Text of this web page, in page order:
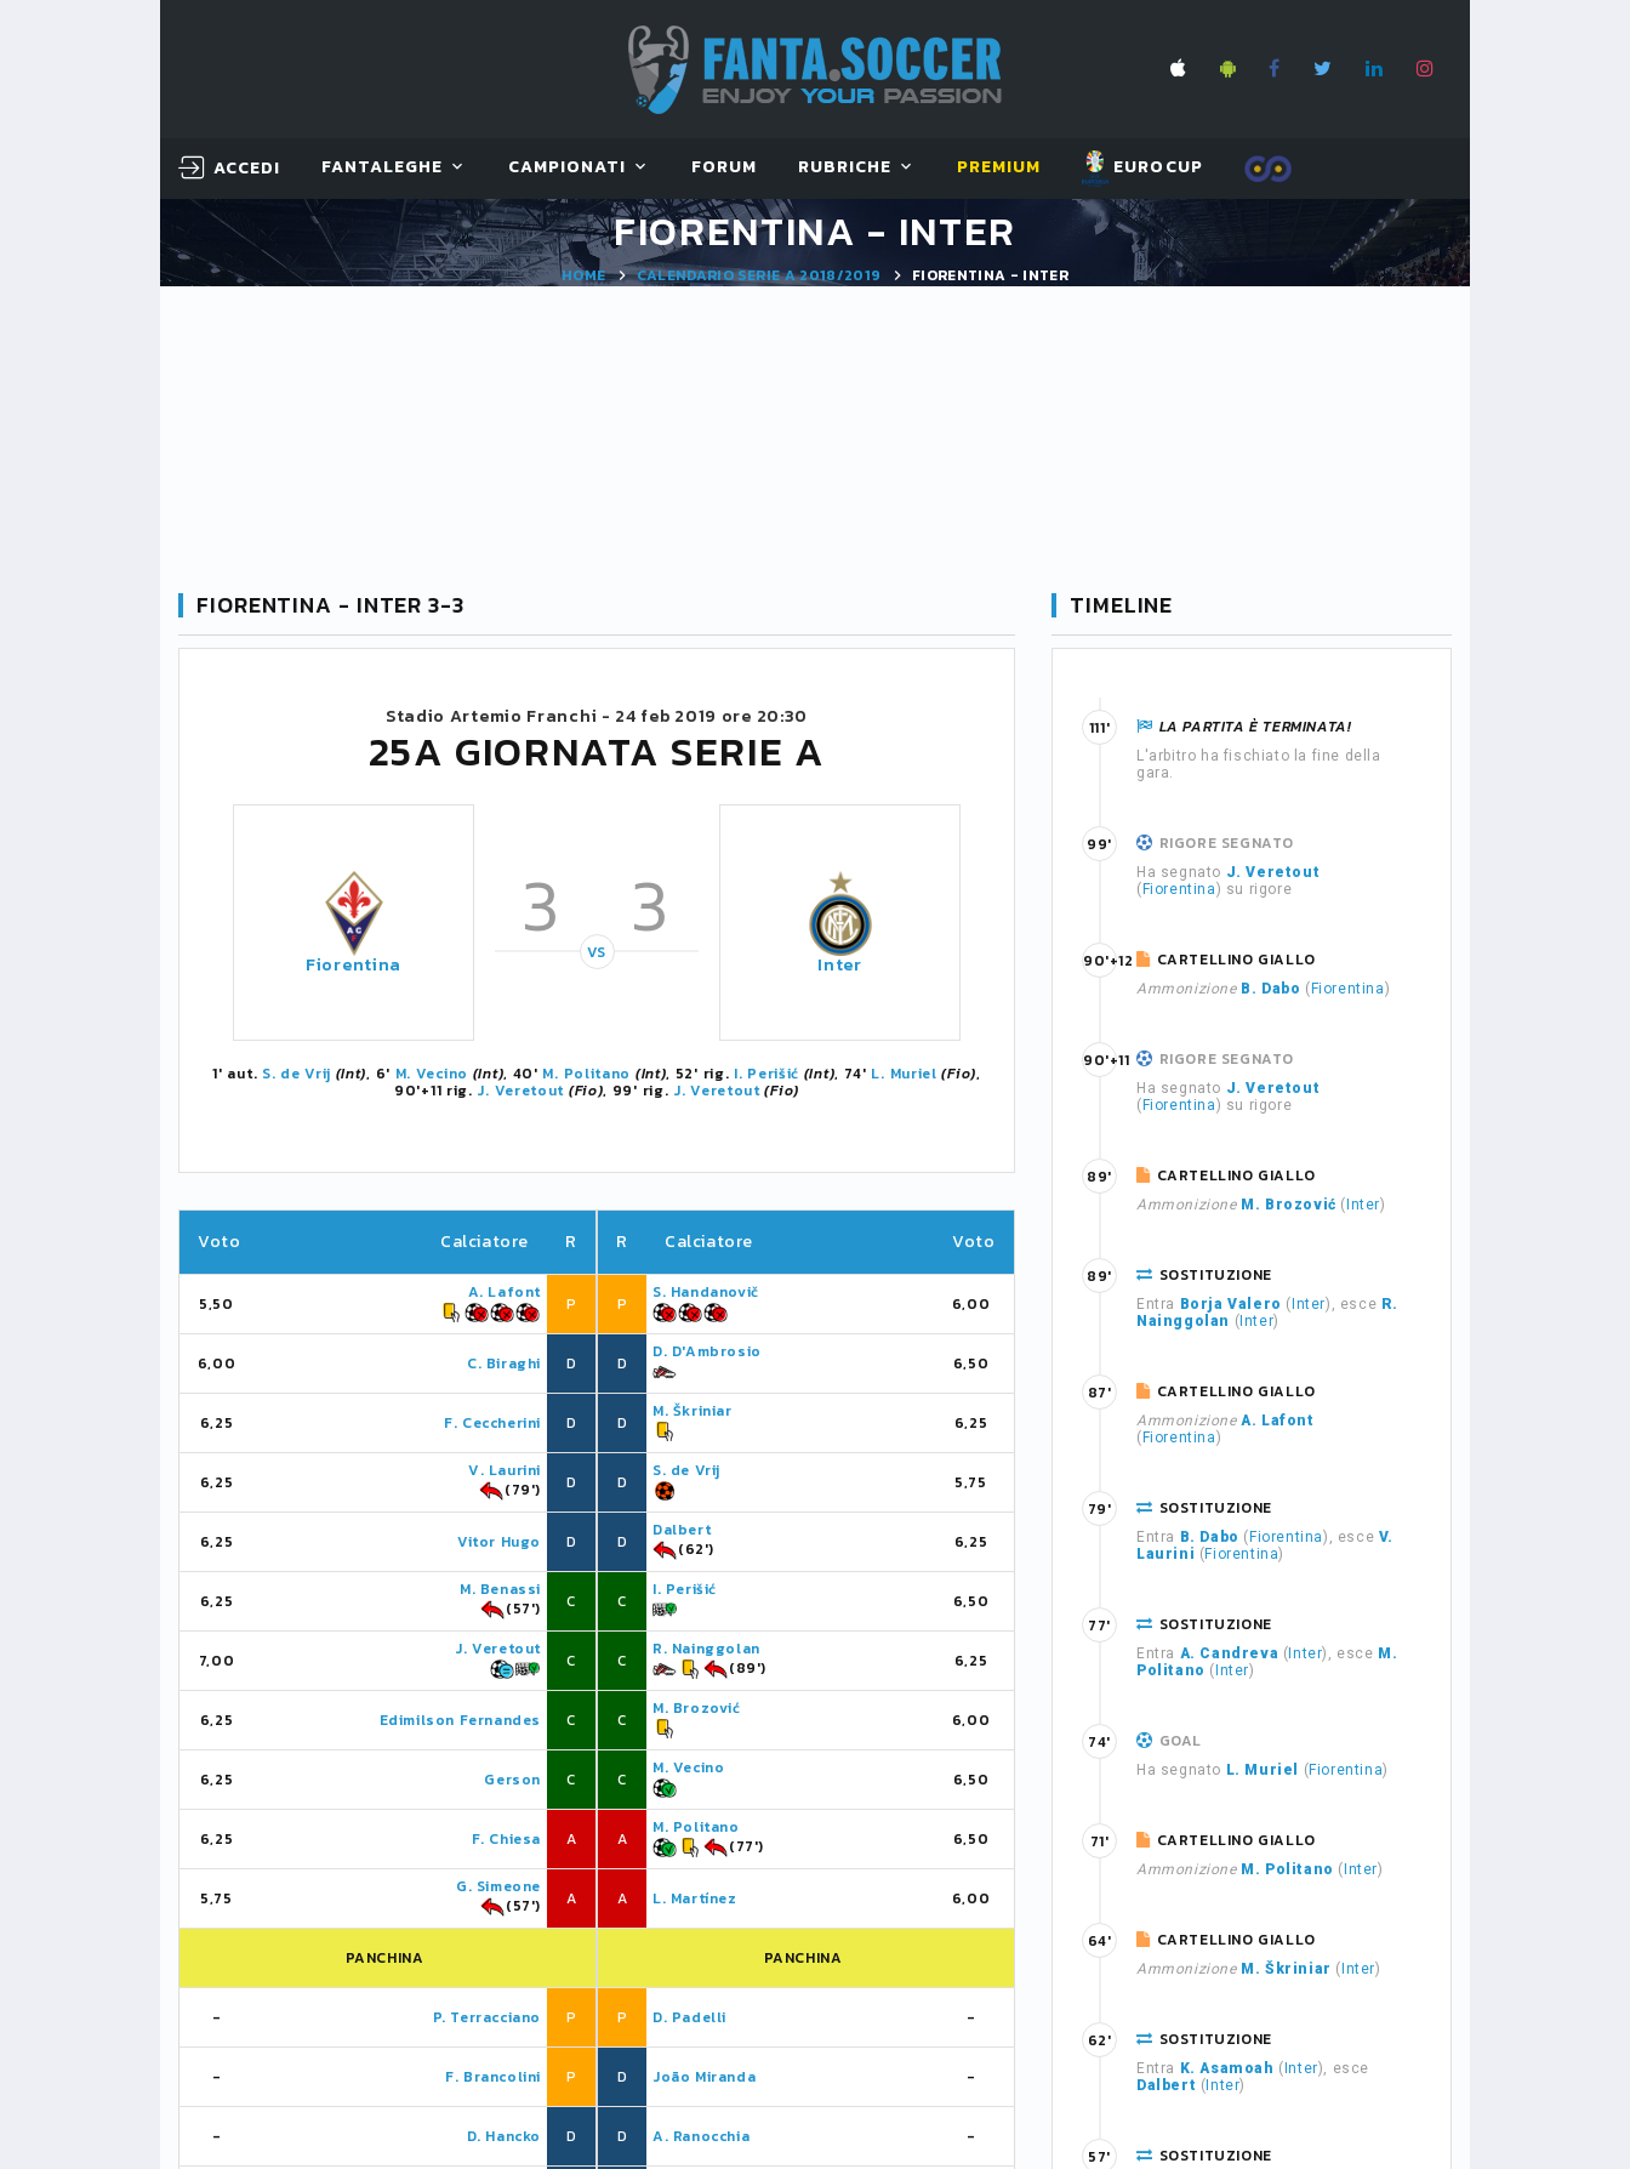
ACCEDI FANTALEGHE CAMPIONATI FORUM RUBRICHE PREMIUM EUROCUP
FIORENTINA - INTER
HOME CALENDARIO SERIE A 2018/2019 FIORENTINA - INTER
FIORENTINA - INTER 3-3
Stadio Artemio Franchi - 24 feb 2019 ore 20:30
25A GIORNATA SERIE A
Fiorentina
3 3
VS Inter
1' aut. S. de Vrij (Int), 6' M. Vecino (Int), 40' M. Politano (Int), 52' rig. I. Perišić (Int), 74' L. Muriel (Fio),
90'+11 rig. J. Veretout (Fio), 99' rig. J. Veretout (Fio)
Voto Calciatore R
5,50
A. Lafont
P
6,00 C. Biraghi D
6,25 F. Ceccherini D
6,25
V. Laurini
(79')
D
6,25 Vitor Hugo D
6,25
M. Benassi
(57')
C
7,00
J. Veretout
C
6,25 Edimilson Fernandes C
6,25 Gerson C
6,25 F. Chiesa A
5,75
G. Simeone
(57')
A
PANCHINA
- P. Terracciano P
- F. Brancolini P
- D. Hancko D
R Calciatore Voto
P
S. Handanovič
6,00
D
D. D'Ambrosio
6,50
D
M. Škriniar
6,25
D
S. de Vrij
5,75
D
Dalbert
(62')
6,25
C
I. Perišić
6,50
C
R. Nainggolan
(89')
6,25
C
M. Brozović
6,00
C
M. Vecino
6,50
A
M. Politano
(77')
6,50
A L. Martínez 6,00
PANCHINA
P D. Padelli -
D João Miranda -
D A. Ranocchia -
TIMELINE
LA PARTITA È TERMINATA!
L'arbitro ha fischiato la fine della
gara.
111'
RIGORE SEGNATO
Ha segnato J. Veretout
( Fiorentina) su rigore
99'
CARTELLINO GIALLO
Ammonizione B. Dabo ( Fiorentina)
90'+12
RIGORE SEGNATO
Ha segnato J. Veretout
( Fiorentina) su rigore
90'+11
CARTELLINO GIALLO
Ammonizione M. Brozović ( Inter)
89'
SOSTITUZIONE
Entra Borja Valero ( Inter), esce R.
Nainggolan ( Inter)
89'
CARTELLINO GIALLO
Ammonizione A. Lafont
( Fiorentina)
87'
SOSTITUZIONE
Entra B. Dabo ( Fiorentina), esce V.
Laurini ( Fiorentina)
79'
SOSTITUZIONE
Entra A. Candreva ( Inter), esce M.
Politano ( Inter)
77'
GOAL
Ha segnato L. Muriel ( Fiorentina)
74'
CARTELLINO GIALLO
Ammonizione M. Politano ( Inter)
71'
CARTELLINO GIALLO
Ammonizione M. Škriniar ( Inter)
64'
SOSTITUZIONE
Entra K. Asamoah ( Inter), esce
Dalbert ( Inter)
62'
SOSTITUZIONE
57'